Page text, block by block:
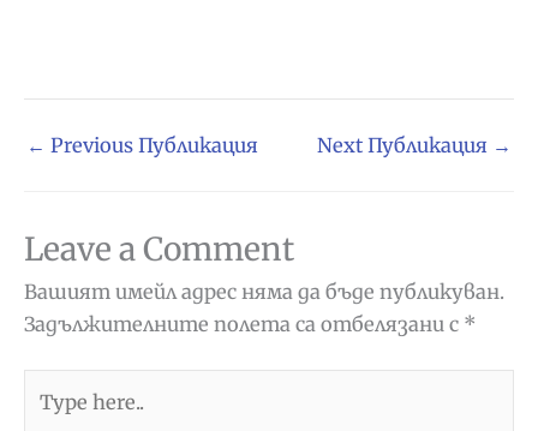
← Previous Публикация Next Публикация →
Leave a Comment
Вашият имейл адрес няма да бъде публикуван.
Задължителните полета са отбелязани с *
here..